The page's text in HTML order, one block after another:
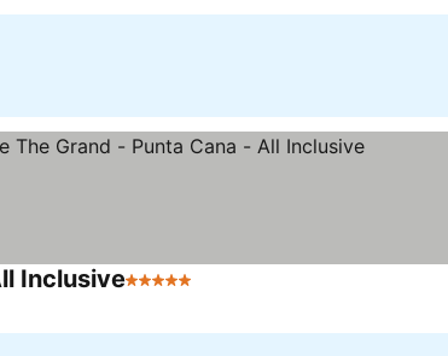
Inclusive5 Estrellas